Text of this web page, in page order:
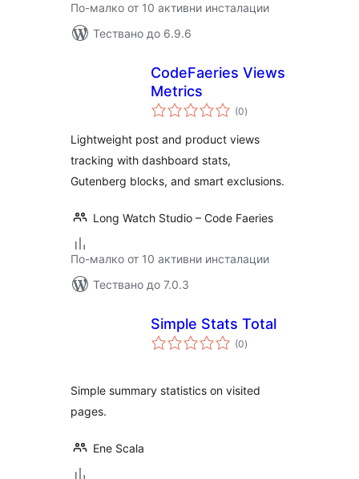
По-малко от 10 активни инсталации
Тествано до 6.9.6
CodeFaeries Views
Metrics
(0общо
оценки
)
Lightweight post and product views
tracking with dashboard stats,
Gutenberg blocks, and smart exclusions.
Long Watch Studio – Code Faeries
По-малко от 10 активни инсталации
Тествано до 7.0.3
Simple Stats Total
(0общо
оценки
)
Simple summary statistics on visited
pages.
Ene Scala